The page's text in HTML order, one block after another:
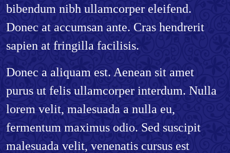
bibendum nibh ullamcorper eleifend.
Donec at accumsan ante. Cras hendrerit
sapien at fringilla facilisis.
Donec a aliquam est. Aenean sit amet
purus ut felis ullamcorper interdum. Nulla
lorem velit, malesuada a nulla eu,
fermentum maximus odio. Sed suscipit
malesuada velit, venenatis cursus est